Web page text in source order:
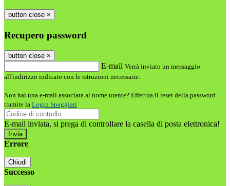
button close ×
Recupero password
button close ×
E-mail Verrà inviato un messaggio
all'indirizzo indicato con le istruzioni necessarie.
Non hai una e-mail associata al nome utente? Effettua il reset della password
tramite la Login Spaggiari
E-mail inviata, si prega di controllare la casella di posta elettronica!
Errore
Chiudi
Successo